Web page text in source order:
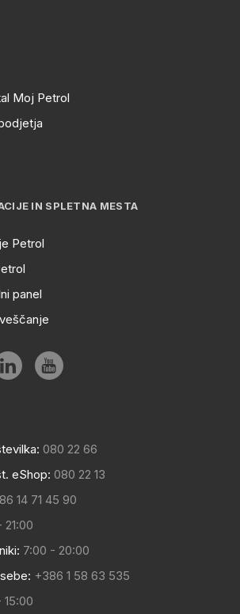
Moj Petrol
IN SPLETNA MESTA
Petrol
panel
080 22 66
eShop: 080 22 13
14 71 45 90
7:00 - 20:00
+386 1 58 63 535
15:00